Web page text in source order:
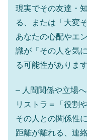
現実でその友達・
る、または「大変
あなたの心配やエ
識が「その人を気
る可能性があります
– 人間関係や立場
リストラ＝「役割
その人との関係性
距離が離れる、連